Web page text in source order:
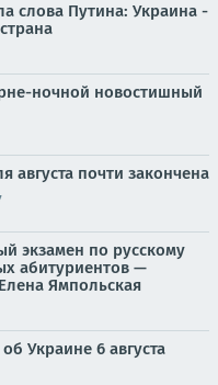
слова Путина: Украина -
ночной новостишный
августа почти закончена
экзамен по русскому
абитуриентов —
Ямпольская
Украине 6 августа